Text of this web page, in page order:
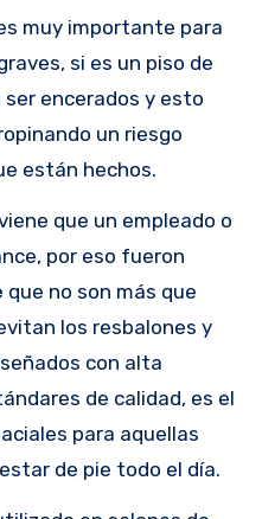
muy importante para
si es un piso de
encerados y esto
un riesgo
están hechos.
que un empleado o
por eso fueron
que no son más que
los resbalones y
con alta
de calidad, es el
para aquellas
de pie todo el día.